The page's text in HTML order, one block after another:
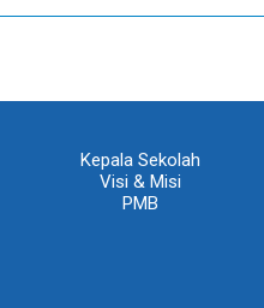
Kepala Sekolah
Visi & Misi
PMB